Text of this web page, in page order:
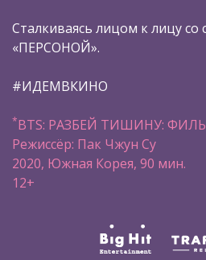
Сталкиваясь лицом к лицу со
«ПЕРСОНОЙ».
#ИДЕМВКИНО
*BTS: РАЗБЕЙ ТИШИНУ:
Режиссёр: Пак Чжун Су
2020, Южная Корея, 90 мин.
12+